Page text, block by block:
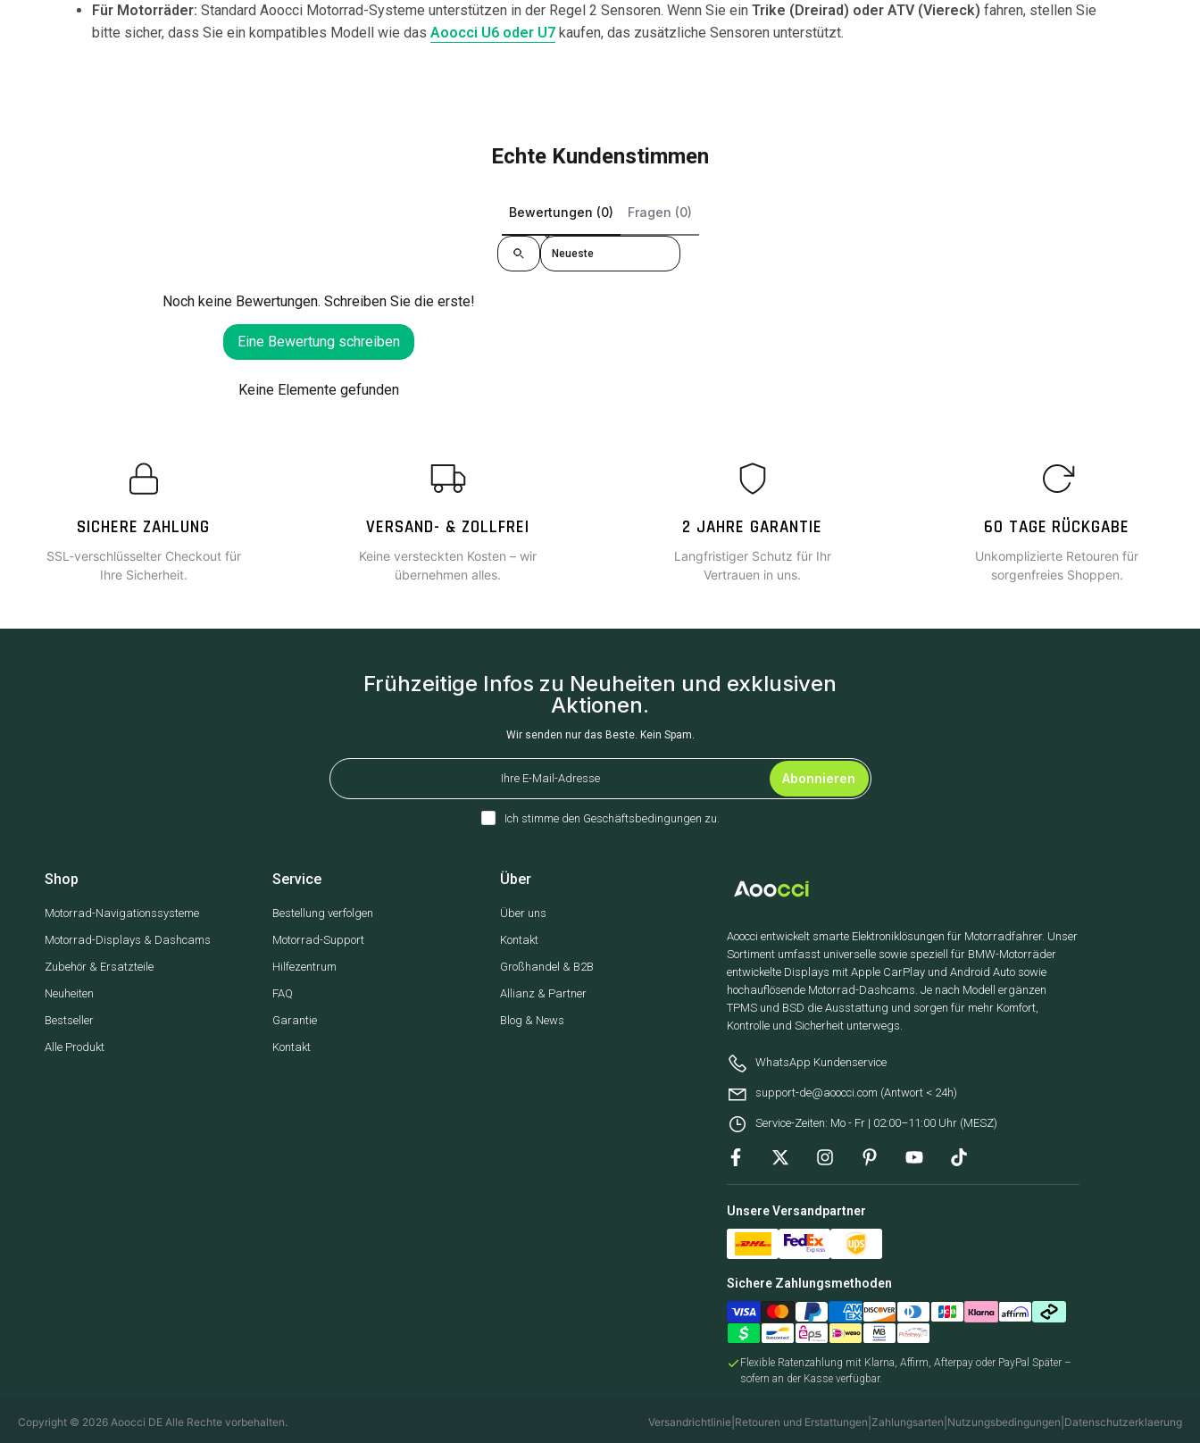
Für Motorräder: Standard Aoocci Motorrad-Systeme unterstützen in der Regel 2 Sensoren. Wenn Sie ein Trike (Dreirad) oder ATV (Viereck) fahren, stellen Sie
bitte sicher, dass Sie ein kompatibles Modell wie das Aoocci U6 oder U7 kaufen, das zusätzliche Sensoren unterstützt.
Echte Kundenstimmen
Bewertungen (0) Fragen (0)
Sort reviews by
Noch keine Bewertungen. Schreiben Sie die erste!
Eine Bewertung schreiben
Keine Elemente gefunden
SICHERE ZAHLUNG
SSL-verschlüsselter Checkout für
Ihre Sicherheit.
VERSAND- & ZOLLFREI
Keine versteckten Kosten – wir
übernehmen alles.
2 JAHRE GARANTIE
Langfristiger Schutz für Ihr
Vertrauen in uns.
60 TAGE RÜCKGABE
Unkomplizierte Retouren für
sorgenfreies Shoppen.
Frühzeitige Infos zu Neuheiten und exklusiven
Aktionen.
Wir senden nur das Beste. Kein Spam.
Abonnieren
Ich stimme den Geschäftsbedingungen zu.
Shop
Motorrad-Navigationssysteme
Motorrad-Displays & Dashcams
Zubehör & Ersatzteile
Neuheiten
Bestseller
Alle Produkt
Service
Bestellung verfolgen
Motorrad-Support
Hilfezentrum
FAQ
Garantie
Kontakt
Über
Über uns
Kontakt
Großhandel & B2B
Allianz & Partner
Blog & News
Aoocci entwickelt smarte Elektroniklösungen für Motorradfahrer. Unser
Sortiment umfasst universelle sowie speziell für BMW-Motorräder
entwickelte Displays mit Apple CarPlay und Android Auto sowie
hochauflösende Motorrad-Dashcams. Je nach Modell ergänzen
TPMS und BSD die Ausstattung und sorgen für mehr Komfort,
Kontrolle und Sicherheit unterwegs.
WhatsApp Kundenservice
support-de@aoocci.com (Antwort < 24h)
Service-Zeiten: Mo - Fr | 02:00–11:00 Uhr (MESZ)
Unsere Versandpartner
Sichere Zahlungsmethoden
Flexible Ratenzahlung mit Klarna, Affirm, Afterpay oder PayPal Später –
sofern an der Kasse verfügbar.
Copyright © 2026 Aoocci DE Alle Rechte vorbehalten. Versandrichtlinie Retouren und Erstattungen Zahlungsarten Nutzungsbedingungen Datenschutzerklaerung